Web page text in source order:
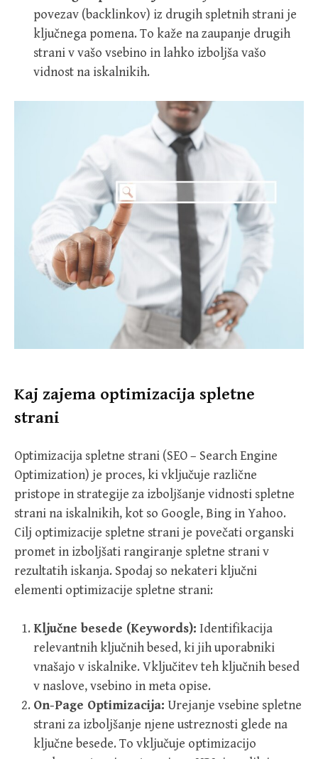
povezav (backlinkov) iz drugih spletnih strani je
ključnega pomena. To kaže na zaupanje drugih
strani v vašo vsebino in lahko izboljša vašo
vidnost na iskalnikih.
Kaj zajema optimizacija spletne
strani
Optimizacija spletne strani (SEO – Search Engine
Optimization) je proces, ki vključuje različne
pristope in strategije za izboljšanje vidnosti spletne
strani na iskalnikih, kot so Google, Bing in Yahoo.
Cilj optimizacije spletne strani je povečati organski
promet in izboljšati rangiranje spletne strani v
rezultatih iskanja. Spodaj so nekateri ključni
elementi optimizacije spletne strani:
Ključne besede (Keywords): Identifikacija
relevantnih ključnih besed, ki jih uporabniki
vnašajo v iskalnike. Vključitev teh ključnih besed
v naslove, vsebino in meta opise.
On-Page Optimizacija: Urejanje vsebine spletne
strani za izboljšanje njene ustreznosti glede na
ključne besede. To vključuje optimizacijo